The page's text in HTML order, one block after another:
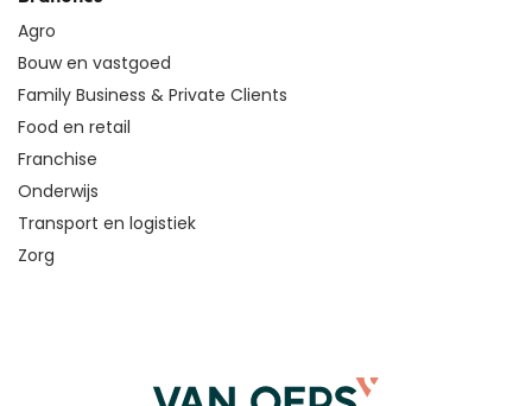
Agro
Bouw en vastgoed
Family Business & Private Clients
Food en retail
Franchise
Onderwijs
Transport en logistiek
Zorg